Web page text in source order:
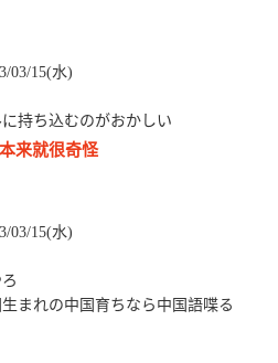
03/15(水)
持ち込むのがおかしい
来就很奇怪
03/15(水)
まれの中国育ちなら中国語喋る